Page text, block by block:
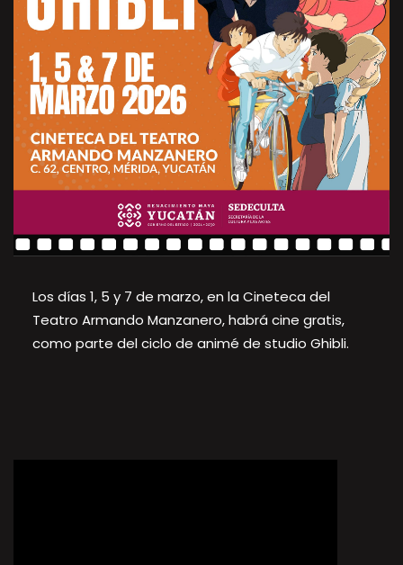
Los días 1, 5 y 7 de marzo, en la Cineteca del
Teatro Armando Manzanero, habrá cine gratis,
como parte del ciclo de animé de studio Ghibli.